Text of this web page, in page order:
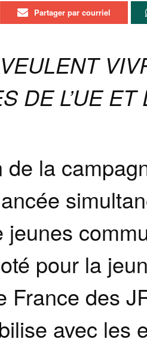
Partager par courriel
DE L’UE ET
de la
jeunes
pour la
France des
avec les